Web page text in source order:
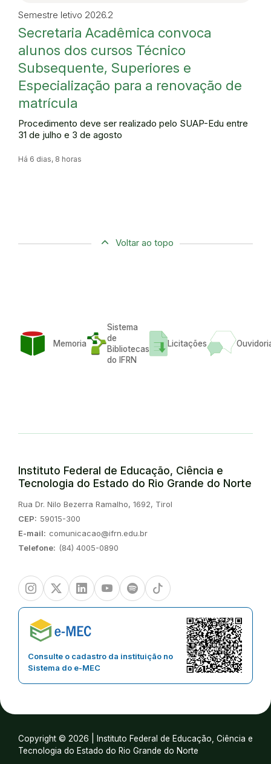
Semestre letivo 2026.2
Secretaria Acadêmica convoca
alunos dos cursos Técnico
Subsequente, Superiores e
Especialização para a renovação de
matrícula
Procedimento deve ser realizado pelo SUAP-Edu entre
31 de julho e 3 de agosto
Há 6 dias, 8 horas
Voltar ao topo
Memoria
Sistema
de
Bibliotecas
do IFRN
Licitações
Instituto Federal de Educação, Ciência e
Tecnologia do Estado do Rio Grande do Norte
Endereço:
Rua Dr. Nilo Bezerra Ramalho, 1692, Tirol
CEP: 59015-300
E-mail: comunicacao@ifrn.edu.br
Telefone: (84) 4005-0890
InstagramTwitter/XLinkedinYoutubeSpotify TikTok
Consulte o cadastro da instituição no
Sistema do e-MEC
Copyright © 2026 | Instituto Federal de Educação, Ciência e
Tecnologia do Estado do Rio Grande do Norte